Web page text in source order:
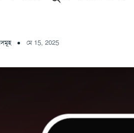
মে 15, 2025